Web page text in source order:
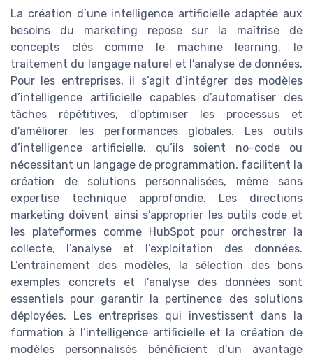
La création d’une intelligence artificielle adaptée aux
besoins du marketing repose sur la maîtrise de
concepts clés comme le machine learning, le
traitement du langage naturel et l’analyse de données.
Pour les entreprises, il s’agit d’intégrer des modèles
d’intelligence artificielle capables d’automatiser des
tâches répétitives, d’optimiser les processus et
d’améliorer les performances globales. Les outils
d’intelligence artificielle, qu’ils soient no-code ou
nécessitant un langage de programmation, facilitent la
création de solutions personnalisées, même sans
expertise technique approfondie. Les directions
marketing doivent ainsi s’approprier les outils code et
les plateformes comme HubSpot pour orchestrer la
collecte, l’analyse et l’exploitation des données.
L’entrainement des modèles, la sélection des bons
exemples concrets et l’analyse des données sont
essentiels pour garantir la pertinence des solutions
déployées. Les entreprises qui investissent dans la
formation à l’intelligence artificielle et la création de
modèles personnalisés bénéficient d’un avantage